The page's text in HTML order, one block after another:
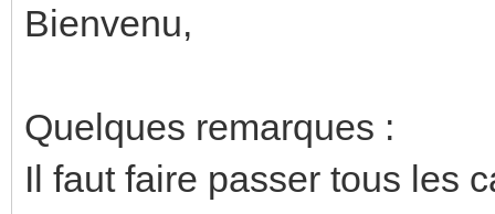
Bienvenu,
Quelques remarques :
Il faut faire passer tous les